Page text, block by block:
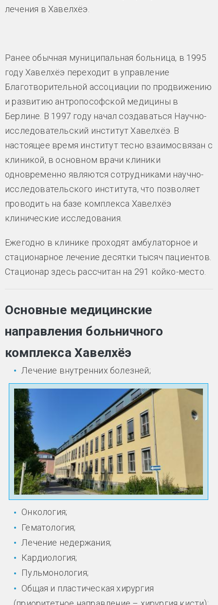
лечения в Хавелхёэ.
Ранее обычная муниципальная больница, в 1995
году Хавелхёэ переходит в управление
Благотворительной ассоциации по продвижению
и развитию антропософской медицины в
Берлине. В 1997 году начал создаваться Научно-
исследовательский институт Хавелхёэ. В
настоящее время институт тесно взаимосвязан с
клиникой, в основном врачи клиники
одновременно являются сотрудниками научно-
исследовательского института, что позволяет
проводить на базе комплекса Хавелхёэ
клинические исследования.
Ежегодно в клинике проходят амбулаторное и
стационарное лечение десятки тысяч пациентов.
Стационар здесь рассчитан на 291 койко-место.
Основные медицинские
направления больничного
комплекса Хавелхёэ
Лечение внутренних болезней;
Онкология;
Гематология;
Лечение недержания;
Кардиология;
Пульмонология;
Общая и пластическая хирургия